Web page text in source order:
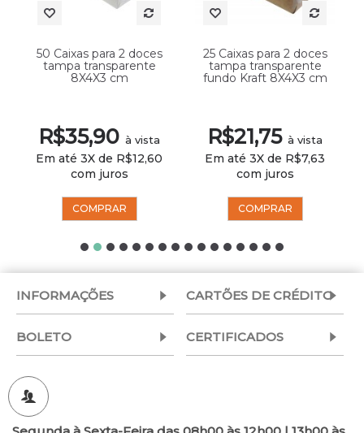
50 Caixas para 2 doces
tampa transparente
8X4X3 cm
R$35,90 à vista
Em até 3X de R$12,60
com juros
COMPRAR
25 Caixas para 2 doces
tampa transparente
fundo Kraft 8X4X3 cm
R$21,75 à vista
Em até 3X de R$7,63
com juros
COMPRAR
INFORMAÇÕES CARTÕES DE CRÉDITO
BOLETO CERTIFICADOS